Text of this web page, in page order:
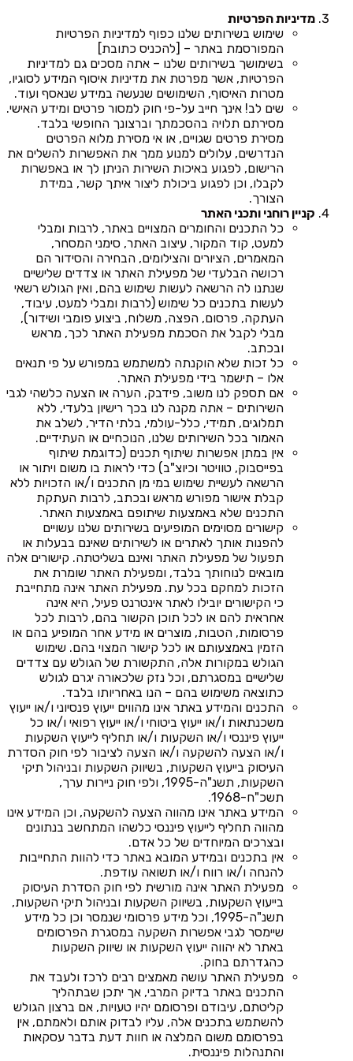
מדיניות הפרטיות
שימוש בשירותים שלנו כפוף למדיניות הפרטיות
המפורסמת באתר – [להכניס כתובת]
בשימושך בשירותים שלנו – אתה מסכים גם למדיניות
הפרטיות, אשר מפרטת את מדיניות איסוף המידע לסוגיו,
מטרות האיסוף, השימושים שנעשה במידע שנאסף ועוד.
שים לב! אינך חייב על-פי חוק למסור פרטים ומידע האישי.
מסירתם תלויה בהסכמתך וברצונך החופשי בלבד.
מסירת פרטים שגויים, או אי מסירת מלוא הפרטים
הנדרשים, עלולים למנוע ממך את האפשרות להשלים את
הרישום, לפגוע באיכות השירות הניתן לך או באפשרות
לקבלו, וכן לפגוע ביכולת ליצור איתך קשר, במידת
הצורך.
קניין רוחני ותכני האתר
כל התכנים והחומרים המצויים באתר, לרבות ומבלי
למעט, קוד המקור, עיצוב האתר, סימני המסחר,
המאמרים, הציורים והצילומים, הבחירה והסידור הם
רכושה הבלעדי של מפעילת האתר או צדדים שלישיים
שנתנו לה הרשאה לעשות שימוש בהם, ואין הגולש רשאי
לעשות בתכנים כל שימוש (לרבות ומבלי למעט, עיבוד,
העתקה, פרסום, הפצה, משלוח, ביצוע פומבי ושידור),
מבלי לקבל את הסכמת מפעילת האתר לכך, מראש
ובכתב.
כל זכות שלא הוקנתה למשתמש במפורש על פי תנאים
אלו – תישמר בידי מפעילת האתר.
אם תספק לנו משוב, פידבק, הערה או הצעה כלשהי לגבי
השירותים – אתה מקנה לנו בכך רישיון בלעדי, ללא
תמלוגים, תמידי, כלל-עולמי, בלתי הדיר, לשלב את
האמור בכל השירותים שלנו, הנוכחיים או העתידיים.
אין במתן אפשרות שיתוף תכנים (כדוגמת שיתוף
בפייסבוק, טוויטר וכיוצ"ב) כדי לראות בו משום ויתור או
הרשאה לעשיית שימוש במי מן התכנים ו/או הזכויות ללא
קבלת אישור מפורש מראש ובכתב, לרבות העתקת
התכנים שלא באמצעות שיתופם באמצעות האתר.
קישורים מסוימים המופיעים בשירותים שלנו עשויים
להפנות אותך לאתרים או לשירותים שאינם בבעלות או
תפעול של מפעילת האתר ואינם בשליטתה. קישורים אלה
מובאים לנוחותך בלבד, ומפעילת האתר שומרת את
הזכות למחקם בכל עת. מפעילת האתר אינה מתחייבת
כי הקישורים יובילו לאתר אינטרנט פעיל, היא אינה
אחראית להם או לכל תוכן הקשור בהם, לרבות לכל
פרסומות, הטבות, מוצרים או מידע אחר המופיע בהם או
הזמין באמצעותם או לכל קישור המצוי בהם. שימוש
הגולש במקורות אלה, התקשורת של הגולש עם צדדים
שלישיים במסגרתם, וכל נזק שלכאורה יגרם לגולש
כתוצאה משימוש בהם – הנו באחריותו בלבד.
התכנים והמידע באתר אינו מהווים ייעוץ פנסיוני ו/או ייעוץ
משכנתאות ו/או ייעוץ ביטוחי ו/או ייעוץ רפואי ו/או כל
ייעוץ פיננסי ו/או השקעות ו/או תחליף לייעוץ השקעות
ו/או הצעה להשקעה ו/או הצעה לציבור לפי חוק הסדרת
העיסוק בייעוץ השקעות, בשיווק השקעות ובניהול תיקי
השקעות, תשנ"ה-1995, ולפי חוק ניירות ערך,
תשכ"ח-1968.
המידע באתר אינו מהווה הצעה להשקעה, וכן המידע אינו
מהווה תחליף לייעוץ פיננסי כלשהו המתחשב בנתונים
ובצרכים המיוחדים של כל אדם.
אין בתכנים ובמידע המובא באתר כדי להוות התחייבות
להנחה ו/או רווח ו/או תשואה עודפת.
מפעילת האתר אינה מורשית לפי חוק הסדרת העיסוק
בייעוץ השקעות, בשיווק השקעות ובניהול תיקי השקעות,
תשנ"ה-1995, וכל מידע פרסומי שנמסר וכן כל מידע
שיימסר לגבי אפשרות השקעה במסגרת הפרסומים
באתר לא יהווה ייעוץ השקעות או שיווק השקעות
כהגדרתם בחוק.
מפעילת האתר עושה מאמצים רבים לרכז ולעבד את
התכנים באתר בדיוק המרבי, אך יתכן שבתהליך
קליטתם, עיבודם ופרסומם יהיו טעויות, אם ברצון הגולש
להשתמש בתכנים אלה, עליו לבדוק אותם ולאמתם, אין
בפרסומם משום המלצה או חוות דעת בדבר עסקאות
והתנהלות פיננסית.